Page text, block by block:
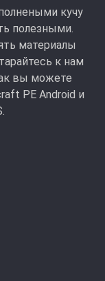
кучу
полезными.
материалы
к нам
вы можете
PE Android и